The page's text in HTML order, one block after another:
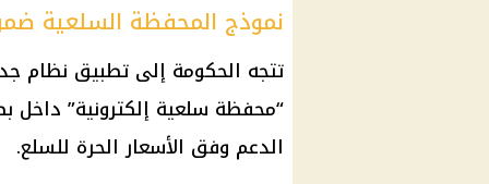
نموذج المحفظة السلعية
تتجه الحكومة إلى تطبيق نظام
“محفظة سلعية إلكترونية” داخل
الدعم وفق الأسعار الحرة للسلع.